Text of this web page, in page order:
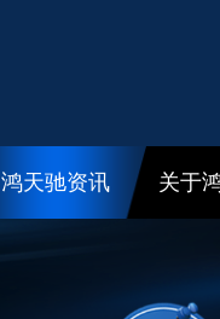
鸿天驰资讯 关于